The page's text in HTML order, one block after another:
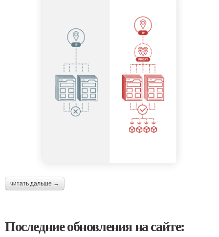
читать дальше →
Последние обновления на сайте: